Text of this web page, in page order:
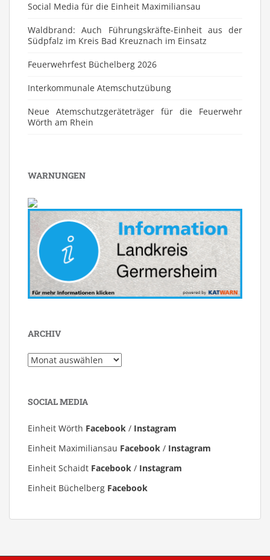
Social Media für die Einheit Maximiliansau
Waldbrand: Auch Führungskräfte-Einheit aus der
Südpfalz im Kreis Bad Kreuznach im Einsatz
Feuerwehrfest Büchelberg 2026
⁠Interkommunale Atemschutzübung
Neue Atemschutzgeräteträger für die Feuerwehr
Wörth am Rhein
WARNUNGEN
ARCHIV
Archiv
SOCIAL MEDIA
Einheit Wörth Facebook / Instagram
Einheit Maximiliansau Facebook / Instagram
Einheit Schaidt Facebook / Instagram
Einheit Büchelberg Facebook